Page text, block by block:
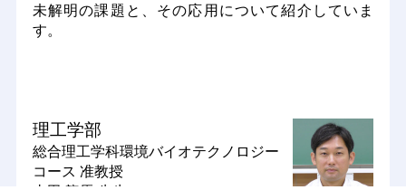
未解明の課題と、その応用について紹介していま
す。
理工学部
総合理工学科環境バイオテクノロジー
コース 准教授